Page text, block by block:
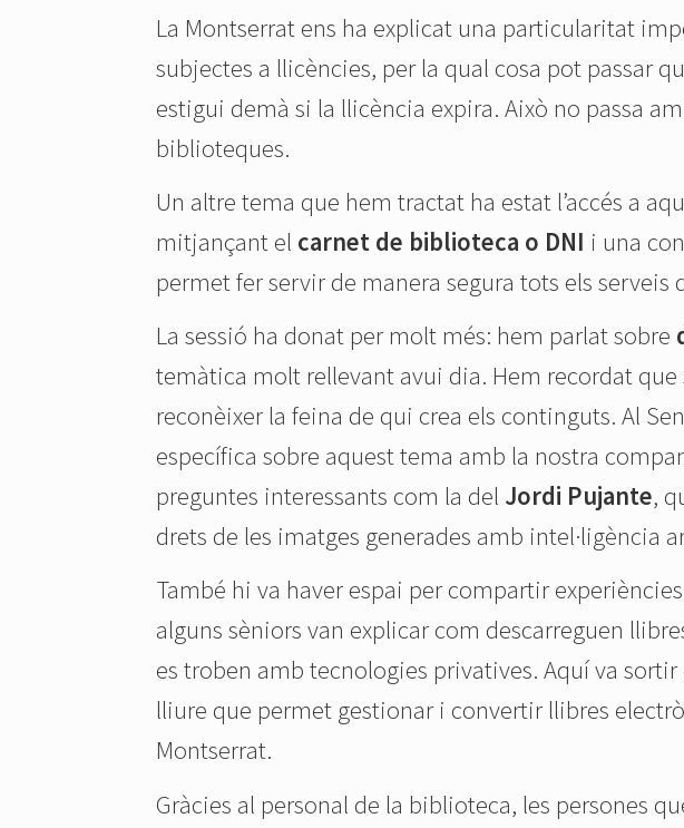
La Montserrat ens ha explicat una particularitat
subjectes a llicències, per la qual cosa pot passar
estigui demà si la llicència expira. Això no passa
biblioteques.
Un altre tema que hem tractat ha estat l’accés a
mitjançant el carnet de biblioteca o DNI i una
permet fer servir de manera segura tots els serveis
La sessió ha donat per molt més: hem parlat sobre
temàtica molt rellevant avui dia. Hem recordat que
reconèixer la feina de qui crea els continguts. Al
específica sobre aquest tema amb la nostra
preguntes interessants com la del Jordi Pujante,
drets de les imatges generades amb intel·ligència
També hi va haver espai per compartir
alguns sèniors van explicar com descarreguen
es troben amb tecnologies privatives. Aquí va
lliure que permet gestionar i convertir llibres
Montserrat.
Gràcies al personal de la biblioteca, les persones